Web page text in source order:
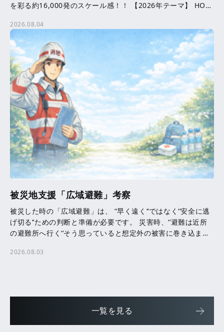
を彩る約16,000発のスケール感！！ 【2026年テーマ】 HOPE
2026.08.04
被災地支援「広域避難」考察
被災した時の「広域避難」は、 ‘‘早く遠く‘‘ではなく‘‘安全に逃
げ切る‘‘ための判断と準備が必要です。 災害時、‘‘避難は近所
の避難所へ行く‘‘そう思っていると想定外の被害に巻き込まれ
2026.08.03
一覧を見る